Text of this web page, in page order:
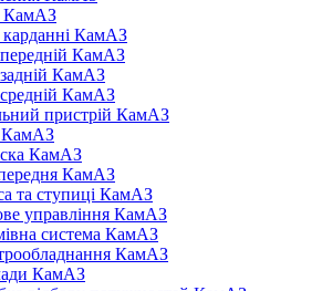
КамАЗ
КамАЗ
КамАЗ
КамАЗ
пристрій КамАЗ
КамАЗ
КамАЗ
КамАЗ
та ступиці КамАЗ
управління КамАЗ
система КамАЗ
КамАЗ
КамАЗ